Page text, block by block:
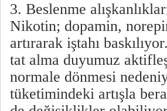
3. Beslenme
Nikotin; dopamin,
artırarak iştahı
tat alma duyumuz
normale dönmesi
tüketimindeki artışla